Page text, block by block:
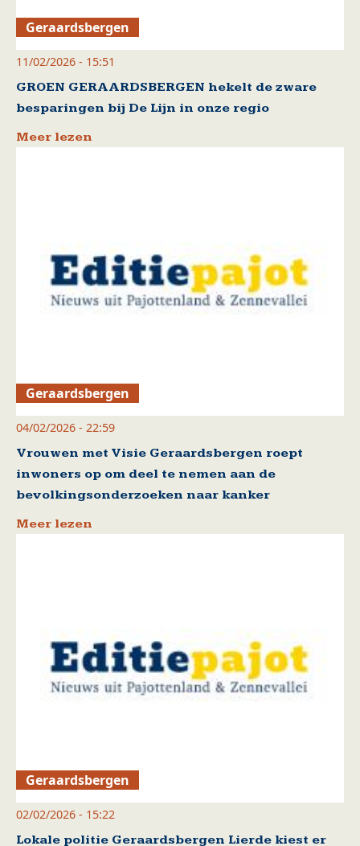
Geraardsbergen
11/02/2026 - 15:51
GROEN GERAARDSBERGEN hekelt de zware
besparingen bij De Lijn in onze regio
Meer lezen
Geraardsbergen
04/02/2026 - 22:59
Vrouwen met Visie Geraardsbergen roept
inwoners op om deel te nemen aan de
bevolkingsonderzoeken naar kanker
Meer lezen
Geraardsbergen
02/02/2026 - 15:22
Lokale politie Geraardsbergen Lierde kiest er